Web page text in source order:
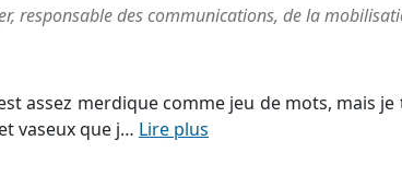
responsable des communications, de la
assez merdique comme jeu de mots, mais
vaseux que j… Lire plus